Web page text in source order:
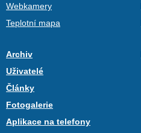
Webkamery
Teplotní mapa
Archiv
Uživatelé
Články
Fotogalerie
Aplikace na telefony